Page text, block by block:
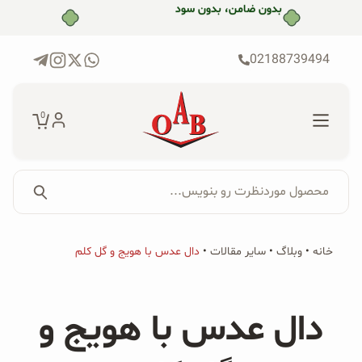
بدون ضامن، بدون سود
02188739494
0
برای:
جستجو...
پکیج‌ها
محصولات ارگانیک
محصول موردنظرت رو بنویس...
خانه • وبلاگ • سایر مقالات • دال عدس با هویج و گل کلم
دال عدس با هویج و